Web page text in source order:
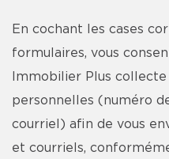
En cochant les cases
formulaires, vous
Immobilier Plus
personnelles (numéro
courriel) afin de vous
et courriels,